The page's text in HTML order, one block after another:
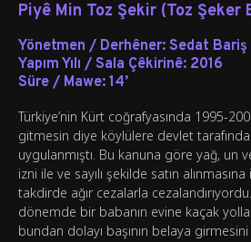
Piyê Min Toz Şekir (Toz Şeker
Yönetmen / Derhêner: Sedat Bariş
Yapım Yılı / Sala Çêkirinê: 2016
Süre / Mawe: 14’
Türkiye’nin Kürt coğrafyasında 1995-
gitmesin diye köylülere devlet
uygulanmıştı. Bu kanuna göre yağ, un
izni ile ve sayılı şekilde satın
takdirde ağır cezalarla
dönemde bir babanın evine kaçak
bundan dolayı başının belaya girmesini